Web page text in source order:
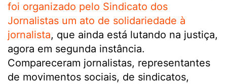
foi organizado pelo Sindicato dos
Jornalistas um ato de solidariedade à
jornalista, que ainda está lutando na justiça,
agora em segunda instância.
Compareceram jornalistas, representantes
de movimentos sociais, de sindicatos,